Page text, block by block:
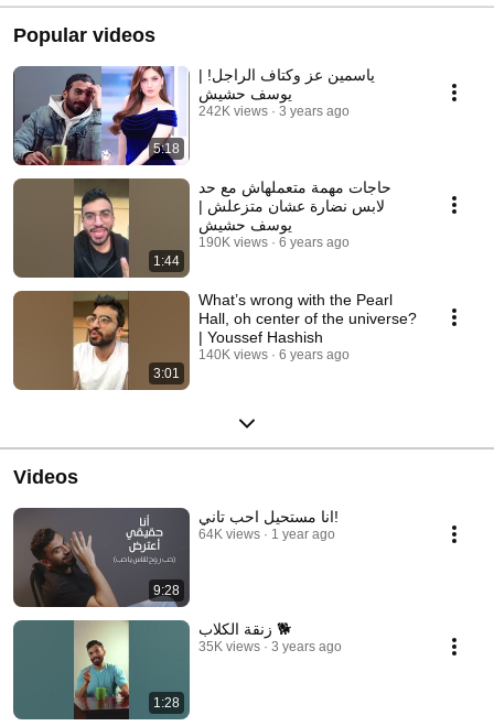
Popular videos
5:18
ياسمين عز وكتاف الراجل! |
يوسف حشيش
242K views 3 years ago
1:44
حاجات مهمة متعملهاش مع حد
لابس نضارة عشان متزعلش |
يوسف حشيش
190K views 6 years ago
3:01
What’s wrong with the Pearl
Hall, oh center of the universe?
| Youssef Hashish
140K views 6 years ago
Videos
9:28
انا مستحيل احب تاني!
64K views 1 year ago
1:28
زنقة الكلاب 🐕
35K views 3 years ago